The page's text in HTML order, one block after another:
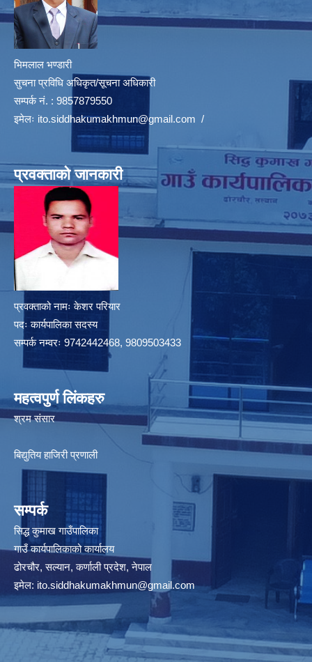
भिमलाल भण्डारी
सुचना प्रविधि अधिकृत/सूचना अधिकारी
सम्पर्क नं. : 9857879550
इमेलः ito.siddhakumakhmun@gmail.com /
प्रवक्ताको जानकारी
प्रवक्ताको नामः केशर परियार
पदः कार्यपालिका सदस्य
सम्पर्क नम्वरः 9742442468, 9809503433
महत्वपुर्ण लिंकहरु
श्रम संसार
बिद्युतिय हाजिरी प्रणाली
सम्पर्क
सिद्ध कुमाख गाउँपालिका
गाउँ कार्यपालिकाको कार्यालय
ढोरचौर, सल्यान, कर्णाली प्रदेश, नेपाल
इमेल: ito.siddhakumakhmun@gmail.com